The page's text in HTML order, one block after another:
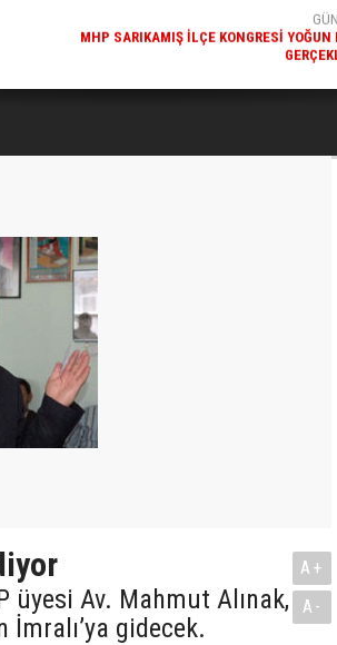
REKREATIF GEZI TURU, SPORSEVERLERI BIR
üyesi Av. Mahmut Alınak,
gidecek.
A+
A-